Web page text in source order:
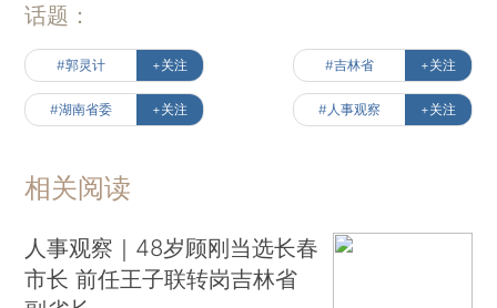
话题：
#郭灵计 +关注 #吉林省 +关注
#湖南省委 +关注 #人事观察 +关注
相关阅读
人事观察｜48岁顾刚当选长春
市长 前任王子联转岗吉林省